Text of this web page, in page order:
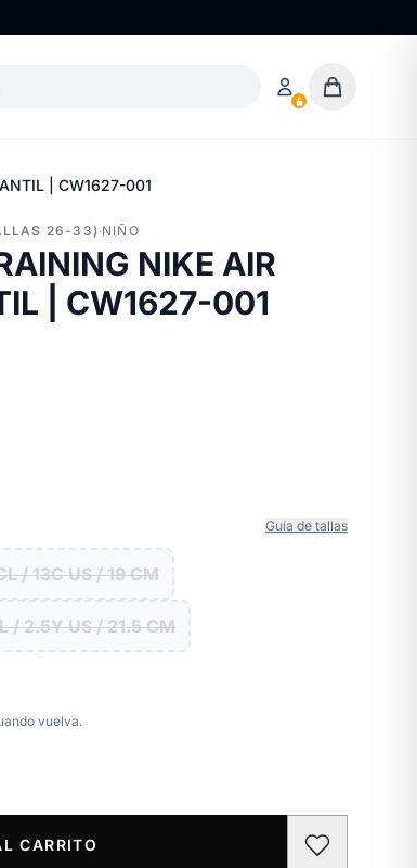
| CW1627-001
26-33)·NIÑO
NIKE AIR
| CW1627-001
Guía de tallas
/ 13C US / 19 CM
/ 2.5Y US / 21.5 CM
vuelva.
CARRITO